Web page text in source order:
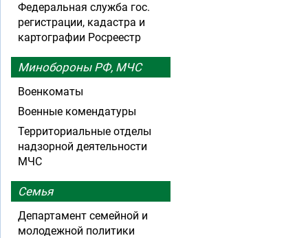
Федеральная служба гос.
регистрации, кадастра и
картографии Росреестр
Минобороны РФ, МЧС
Военкоматы
Военные комендатуры
Территориальные отделы
надзорной деятельности
МЧС
Семья
Департамент семейной и
молодежной политики